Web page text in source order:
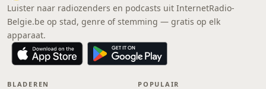
Luister naar radiozenders en podcasts uit InternetRadio-
Belgie.be op stad, genre of stemming — gratis op elk
apparaat.
BLADEREN POPULAIR